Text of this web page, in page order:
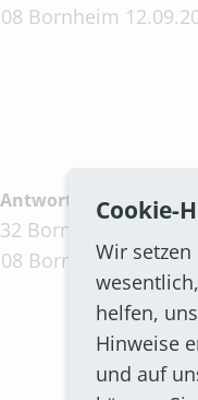
Bornheim
Bornheim, Tel:
Bornheim
Cookie-
Wir
helfen,
Hinweise
und auf